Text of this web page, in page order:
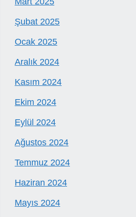
Şubat 2025
Ocak 2025
Aralık 2024
Kasım 2024
Ekim 2024
Eylül 2024
Ağustos 2024
Temmuz 2024
Haziran 2024
Mayıs 2024